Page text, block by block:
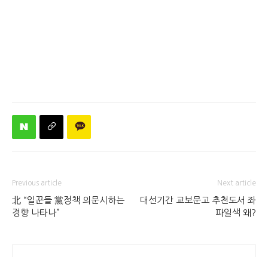
Previous article
北 “일꾼들 黨정책 의문시하는
경향 나타나”
Next article
대선기간 교보문고 추천도서 좌
파일색 왜?